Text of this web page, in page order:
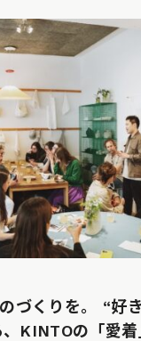
づくりを。 “好
KINTOの「愛